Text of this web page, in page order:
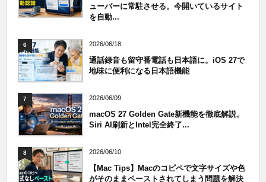
ューバーに常駐させる。今開いているサイト
を自動...
6 2026/06/18
通話録音も留守番電話も日本語に。iOS 27で
地味に便利になる日本語機能
7 2026/06/09
macOS 27 Golden Gate新機能を徹底解説。
Siri AI刷新とIntel完全終了...
8 2026/06/10
【Mac Tips】Macのコピペで文字サイズや色
がそのままペーストされてしまう問題を解決